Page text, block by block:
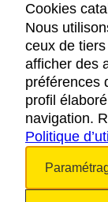
Cookies
Nous
ceux de
afficher des
préférences
profil
navigation.
Politique